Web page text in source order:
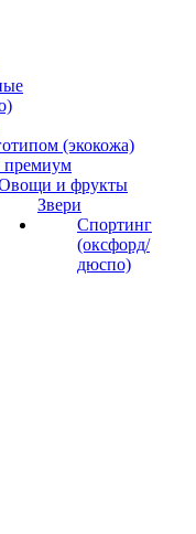
(экокожа)
и фрукты
Звери
Спортинг
(оксфорд/
дюспо)